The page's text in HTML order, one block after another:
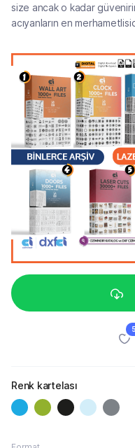
size ancak o kadar
acıyanların en
5
Renk kartelası